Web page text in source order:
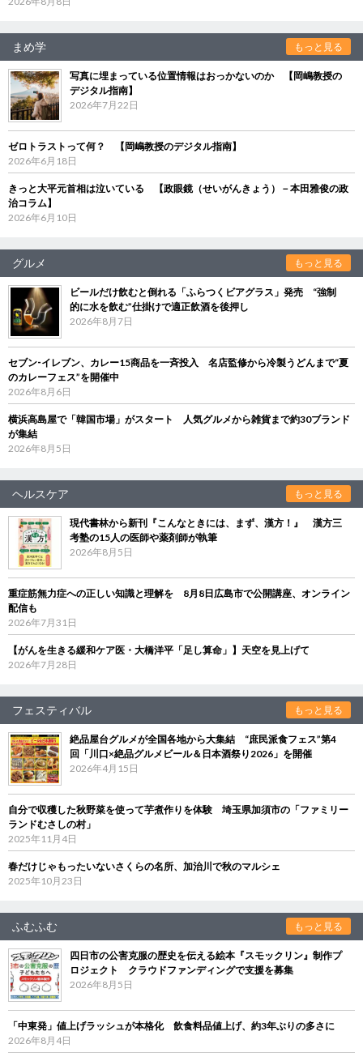
まめ学 もっと見る
写真に埋まっている位置情報はおっかないのか 【岡嶋教授の
デジタル指南】
2026年7月22日
ゼロトラストって何？ 【岡嶋教授のデジタル指南】
2026年6月18日
きっと大平元首相は泣いている 【政眼鏡（せいがんきょう）－本田雅俊の政
治コラム】
2026年6月10日
グルメ もっと見る
ビールだけ飲むと倒れる「ふらつくビアグラス」発売 “強制
的に水を飲む”仕掛けで適正飲酒を後押し
2026年8月7日
セブン‐イレブン、カレー15商品を一斉投入 名店監修から冷製うどんまで“夏
のカレーフェス”を開催中
2026年8月6日
横浜高島屋で「韓国市場」がスタート 人気グルメから雑貨まで約30ブランド
が集結
2026年8月5日
ヘルスケア もっと見る
現代書林から新刊『こんなときには、まず、漢方！』 漢方三
考塾の15人の医師や薬剤師が執筆
2026年8月5日
重症筋無力症への正しい知識と理解を 8月8日広島市で公開講座、オンライン
配信も
2026年7月31日
【がんを生きる緩和ケア医・大橋洋平「足し算命」】天空を見上げて
2026年7月28日
フェスティバル もっと見る
絶品屋台グルメが全国各地から大集結 “庶民派食フェス”第4
回「川口×絶品グルメビール＆日本酒祭り2026」を開催
2026年4月15日
自分で収穫した秋野菜を使って芋煮作りを体験 埼玉県加須市の「ファミリー
ランドむさしの村」
2025年11月4日
春だけじゃもったいないさくらの名所、加治川で秋のマルシェ
2025年10月23日
ふむふむ もっと見る
四日市の公害克服の歴史を伝える絵本『スモックリン』制作プ
ロジェクト クラウドファンディングで支援を募集
2026年8月5日
「中東発」値上げラッシュが本格化 飲食料品値上げ、約3年ぶりの多さに
2026年8月4日